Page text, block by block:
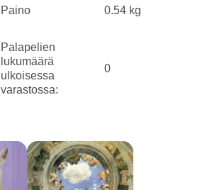
Paino 0.54 kg
Palapelien
lukumäärä
ulkoisessa
varastossa:
0